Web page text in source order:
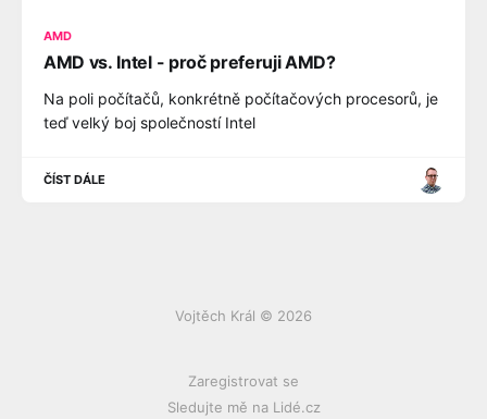
AMD
AMD vs. Intel - proč preferuji AMD?
Na poli počítačů, konkrétně počítačových procesorů, je
teď velký boj společností Intel
ČÍST DÁLE
Vojtěch Král © 2026
Zaregistrovat se
Sledujte mě na Lidé.cz